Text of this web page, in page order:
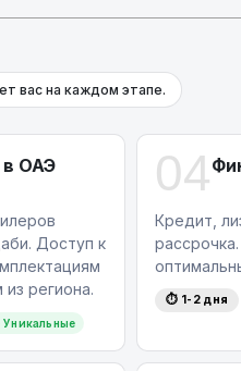
вас на каждом этапе.
в ОАЭ
Доступ к
региона.
Уникальные
04
Кредит,
⏱ 1-2 дня